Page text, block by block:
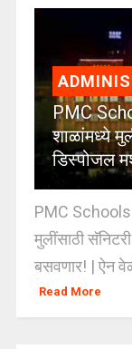
PMC
शाळांमध्ये
डिस्पोजल
PMC Schools |
मुलींसाठी
बसवणार! | ऐन
Read More